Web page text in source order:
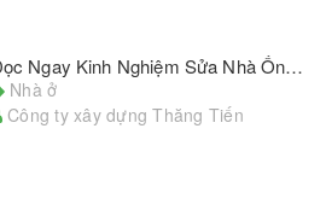
Đọc Ngay Kinh Nghiệm Sửa Nhà Ống Nhanh Chóng - Tiết Kiệm
Nhà ở
Công ty xây dựng Thăng Tiến